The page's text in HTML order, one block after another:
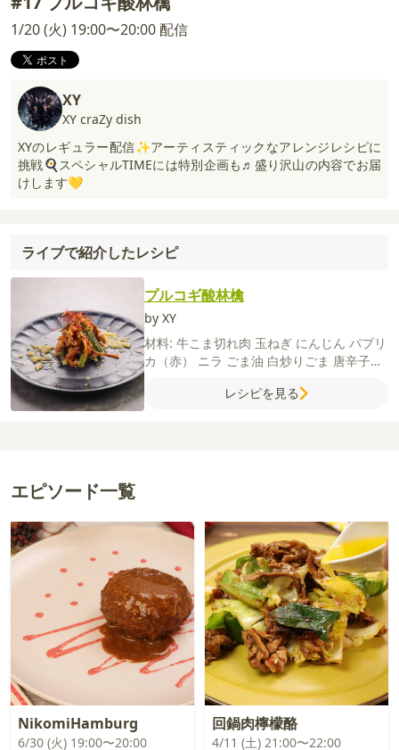
1/20 (火) 19:00〜20:00 配信
XY
XY craZy dish
XYのレギュラー配信✨アーティスティックなアレンジレシピに
挑戦🍳スペシャルTIMEには特別企画も♬盛り沢山の内容でお届
けします💛
ライブで紹介したレシピ
プルコギ酸林檎
by XY
材料: 牛こま切れ肉 玉ねぎ にんじん パプリ
カ（赤） ニラ ごま油 白炒りごま 唐辛子
にんにく（すりおろし）
レシピを見る
エピソード一覧
NikomiHamburg
6/30 (火) 19:00〜20:00
回鍋肉檸檬酪
4/11 (土) 21:00〜22:00